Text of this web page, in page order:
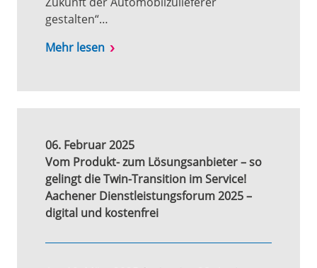
gestalten“…
Mehr lesen
06. Februar 2025
Vom Produkt- zum Lösungsanbieter – so
gelingt die Twin-Transition im Service!
Aachener Dienstleistungsforum 2025 –
digital und kostenfrei